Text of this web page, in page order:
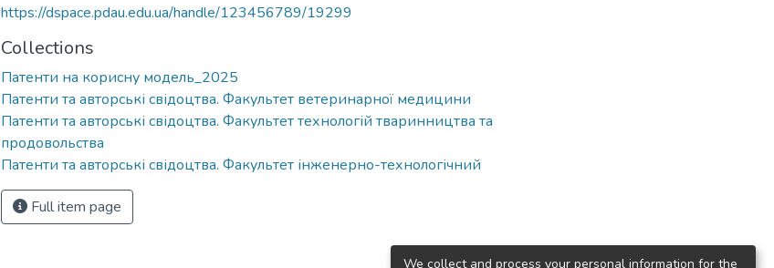
https://dspace.pdau.edu.ua/handle/123456789/19299
Collections
Патенти на корисну модель_2025
Патенти та авторські свідоцтва. Факультет ветеринарної медицини
Патенти та авторські свідоцтва. Факультет технологій тваринництва та
продовольства
Патенти та авторські свідоцтва. Факультет інженерно-технологічний
Full item page
We collect and process your personal information for the